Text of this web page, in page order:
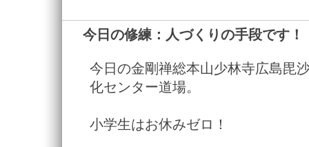
今日の修練：人づくりの手段です！
今日の金剛禅総本山少林寺広島毘
化センター道場。
小学生はお休みゼロ！